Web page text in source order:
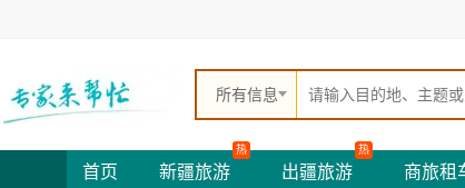
所有信息
首页 新疆旅游
热
出疆旅游
热
商旅租